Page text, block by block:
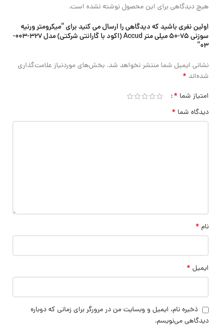
هیچ دیدگاهی برای این محصول نوشته نشده است.
اولین نفری باشید که دیدگاهی را ارسال می کنید برای “میکرومتر ورنیه
سوزنی 75-50 میلی متر Accud (اکود با گارانتی شرکتی) مدل 327-003-
03”
نشانی ایمیل شما منتشر نخواهد شد. بخش‌های موردنیاز علامت‌گذاری
شده‌اند *
امتیاز شما *
دیدگاه شما *
نام *
ایمیل *
ذخیره نام، ایمیل و وبسایت من در مرورگر برای زمانی که دوباره
دیدگاهی می‌نویسم.